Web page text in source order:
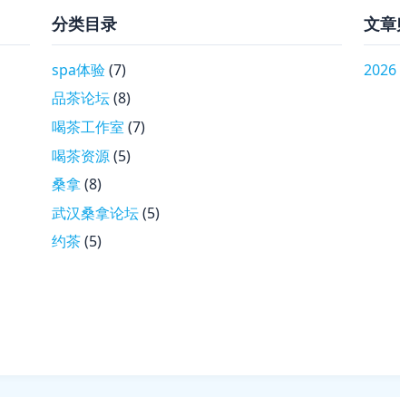
分类目录
spa体验(7)
品茶论坛(8)
喝茶工作室 (7)
喝茶资源(5)
桑拿(8)
武汉桑拿论坛(5)
约茶(5)
文
2026